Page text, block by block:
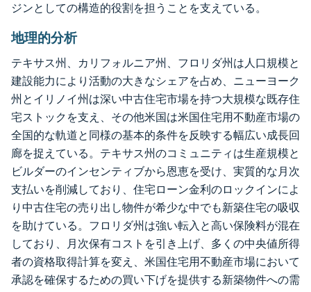
ジンとしての構造的役割を担うことを支えている。
地理的分析
テキサス州、カリフォルニア州、フロリダ州は人口規模と
建設能力により活動の大きなシェアを占め、ニューヨーク
州とイリノイ州は深い中古住宅市場を持つ大規模な既存住
宅ストックを支え、その他米国は米国住宅用不動産市場の
全国的な軌道と同様の基本的条件を反映する幅広い成長回
廊を捉えている。テキサス州のコミュニティは生産規模と
ビルダーのインセンティブから恩恵を受け、実質的な月次
支払いを削減しており、住宅ローン金利のロックインによ
り中古住宅の売り出し物件が希少な中でも新築住宅の吸収
を助けている。フロリダ州は強い転入と高い保険料が混在
しており、月次保有コストを引き上げ、多くの中央値所得
者の資格取得計算を変え、米国住宅用不動産市場において
承認を確保するための買い下げを提供する新築物件への需